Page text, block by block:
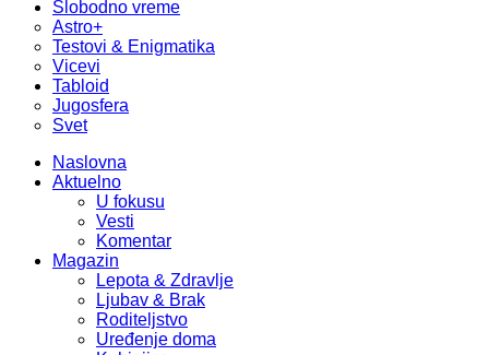
Slobodno vreme
Astro+
Testovi & Enigmatika
Vicevi
Tabloid
Jugosfera
Svet
Naslovna
Aktuelno
U fokusu
Vesti
Komentar
Magazin
Lepota & Zdravlje
Ljubav & Brak
Roditeljstvo
Uređenje doma